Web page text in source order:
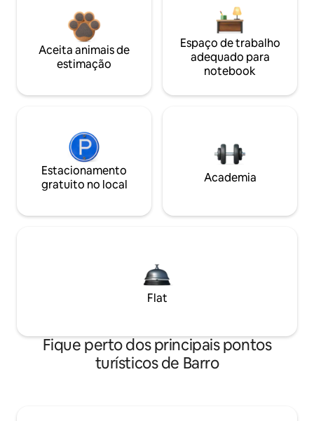
Aceita animais de
estimação
Espaço de trabalho
adequado para
notebook
Estacionamento
gratuito no local
Academia
Flat
Fique perto dos principais pontos
turísticos de Barro